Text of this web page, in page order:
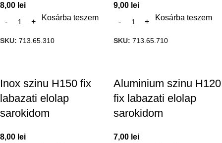
8,00 lei
Kosárba teszem
SKU: 713.65.310
9,00 lei
Kosárba teszem
SKU: 713.65.710
Inox szinu H150 fix
labazati elolap
sarokidom
8,00 lei
Aluminium szinu H120
fix labazati elolap
sarokidom
7,00 lei